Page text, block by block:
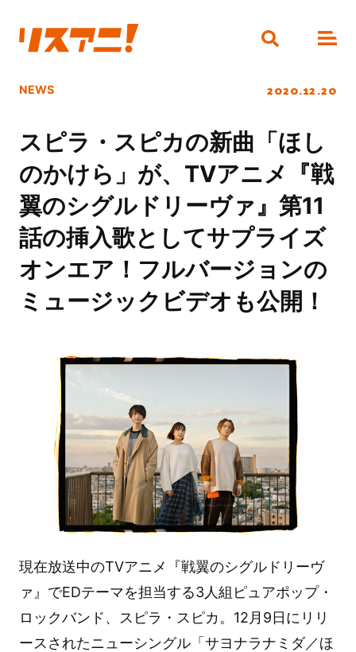
NEWS 2020.12.20
スピラ・スピカの新曲「ほし
のかけら」が、TVアニメ『戦
翼のシグルドリーヴァ』第11
話の挿入歌としてサプライズ
オンエア！フルバージョンの
ミュージックビデオも公開！
現在放送中のTVアニメ『戦翼のシグルドリーヴ
ァ』でEDテーマを担当する3人組ピュアポップ・
ロックバンド、スピラ・スピカ。12月9日にリリ
ースされたニューシングル「サヨナラナミダ／ほ